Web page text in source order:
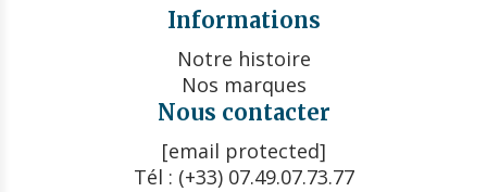
Informations
Notre histoire
Nos marques
Nous contacter
[email protected]
Tél : (+33) 07.49.07.73.77